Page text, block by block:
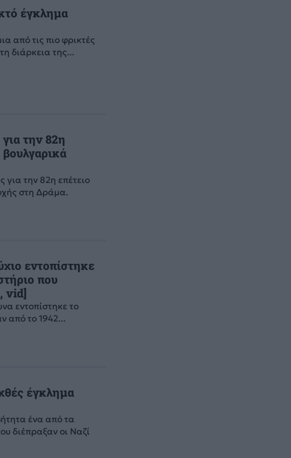
έγκλημα
από τις πιο φρικτές
διάρκεια της...
την 82η
την 82η επέτειο
στη Δράμα.
εντοπίστηκε
που
vid]
εντοπίστηκε το
από το 1942...
έγκλημα
ένα από τα
διέπραξαν οι Ναζί